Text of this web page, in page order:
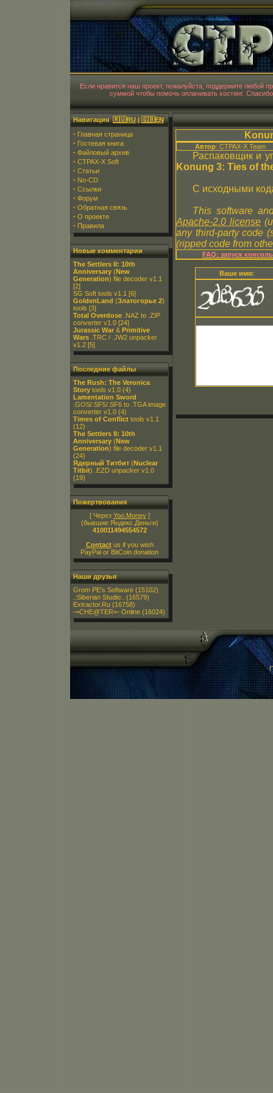
Если нравится наш проект, пожалуйста, поддержите любой
суммой чтобы помочь оплачивать хостинг.
Навигация🇷🇺RU | 🇬🇧EN
· Главная страница
· Гостевая книга
· Файловый архив
· CTPAX-X Soft
· Статьи
· No-CD
· Ссылки
· Форум
· Обратная связь
· О проекте
· Правила
Новые комментарии
The Settlers II: 10th
Anniversary (New
Generation) file decoder v1.1
[2]
SG Soft tools v1.1 [6]
GoldenLand (Златогорье 2)
tools [3]
Total Overdose .NAZ to .ZIP
converter v1.0 [24]
Jurassic War & Primitive
Wars .TRC / .JW2 unpacker
v1.2 [5]
Последние файлы
The Rush: The Veronica
Story tools v1.0 (4)
Lamentation Sword
.GOS/.SF5/.SF6 to .TGA image
converter v1.0 (4)
Times of Conflict tools v1.1
(12)
The Settlers II: 10th
Anniversary (New
Generation) file decoder v1.1
(24)
Ядерный Титбит (Nuclear
Titbit) .EZD unpacker v1.0
(19)
Пожертвования
[ Через Yoo.Money]
(бывшие Яндекс.Деньги)
410011494554572
Contactus if you wish
PayPal or BitCoin donation
Наши друзья
Grom PE's Software (15102)
.:Siberian Studio:. (16579)
Extractor.Ru (16758)
-=CHE@TER=- Online (16024)
Автор: CTPAX-X Team
Распаковщик и
Konung 3: Ties of
С исходными
This software
Apache-2.0 license
any third-party code
(ripped code from
FAQ: запуск
Ваше имя: